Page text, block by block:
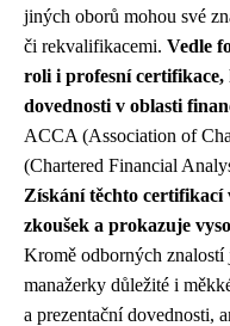
jiných oborů mohou své
či rekvalifikacemi. Vedle
roli i profesní
dovednosti v oblasti
ACCA (Association of
(Chartered Financial
Získání těchto certifikací
zkoušek a prokazuje
Kromě odborných znalostí
manažerky důležité i
a prezentační dovednosti,